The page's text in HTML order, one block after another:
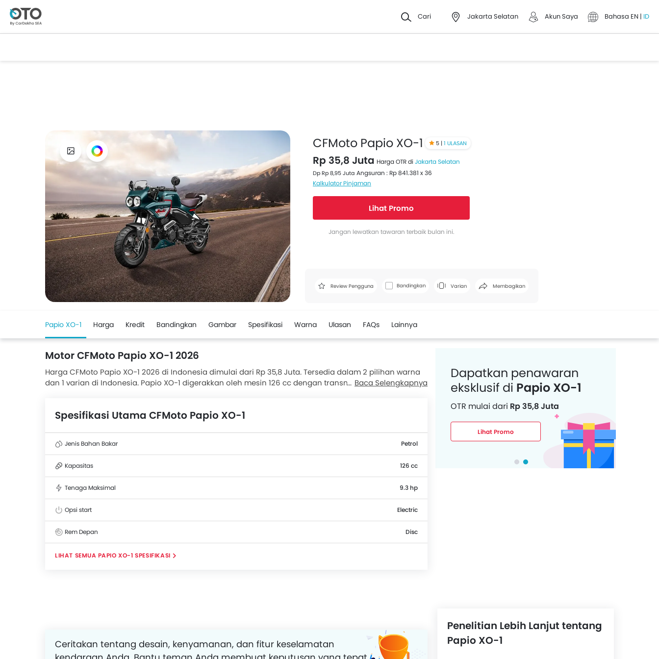
Cari Jakarta Selatan Akun Saya Bahasa EN | ID
CFMoto Papio XO-1 5 | 1 ULASAN
Rp 35,8 Juta Harga OTR di Jakarta Selatan
Dp Rp 8,95 Juta Angsuran : Rp 841.381 x 36
Kalkulator Pinjaman
Lihat Promo
Jangan lewatkan tawaran terbaik bulan ini.
Review Pengguna Bandingkan Varian Membagikan
Papio XO-1 Harga Kredit Bandingkan Gambar Spesifikasi Warna Ulasan FAQs Lainnya
Motor CFMoto Papio XO-1 2026
Harga CFMoto Papio XO-1 2026 di Indonesia dimulai dari Rp 35,8 Juta. Tersedia dalam 2 pilihan warna
dan 1 varian di Indonesia. Papio XO-1 digerakkan oleh mesin 126 cc dengan transmisi 5-Kecepatan .
berdasarkan fitur, jarak tempuh, kenyamanan tempat duduk dan kinerja mesin. Pesaing terdekat
Baca Selengkapnya
Spesifikasi Utama CFMoto Papio XO-1
Jenis Bahan Bakar Petrol
Kapasitas 126 cc
Tenaga Maksimal 9.3 hp
Opsi start Electric
Rem Depan Disc
PAPIO XO-1 SPESIFIKASI
Ceritakan tentang desain, kenyamanan, dan fitur keselamatan
Dapatkan penawaran
eksklusif di Papio XO-1
OTR mulai dari Rp 35,8 Juta
Lihat Promo
Penelitian Lebih Lanjut tentang
Papio XO-1